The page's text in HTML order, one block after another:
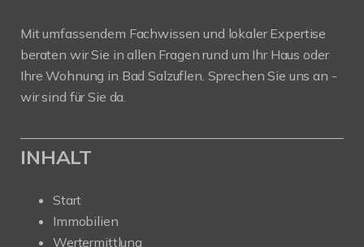
Mit umfassendem Fachwissen und lokaler Expertise
beraten wir Sie in allen Fragen rund um Ihr Haus oder
Ihre Wohnung in Bad Salzuflen. Sprechen Sie uns an -
wir sind für Sie da.
INHALT
Start
Immobilien
Wertermittlung